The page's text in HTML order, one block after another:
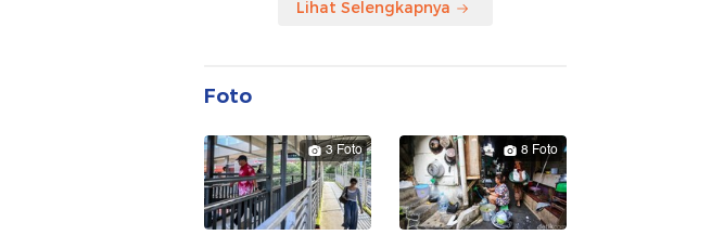
Lihat Selengkapnya
Foto
3 Foto 8 Foto